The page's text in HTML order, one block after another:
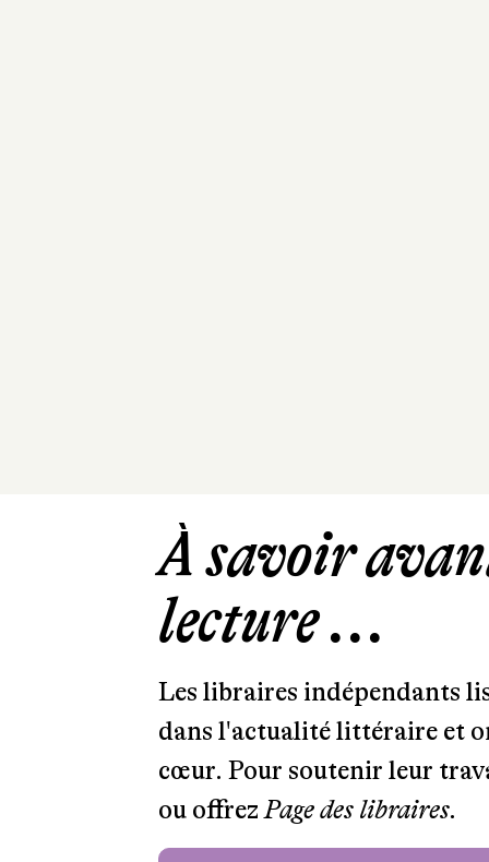
À savoir
lecture ...
Les libraires indépendants
dans l'actualité littéraire et
cœur. Pour soutenir leur
ou offrezPage des libraires.